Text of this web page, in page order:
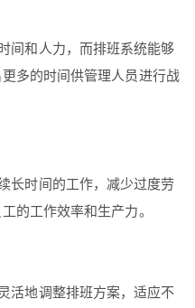
间和人力，而排班系统能够
多的时间供管理人员进行战
长时间的工作，减少过度劳
的工作效率和生产力。
活地调整排班方案，适应不